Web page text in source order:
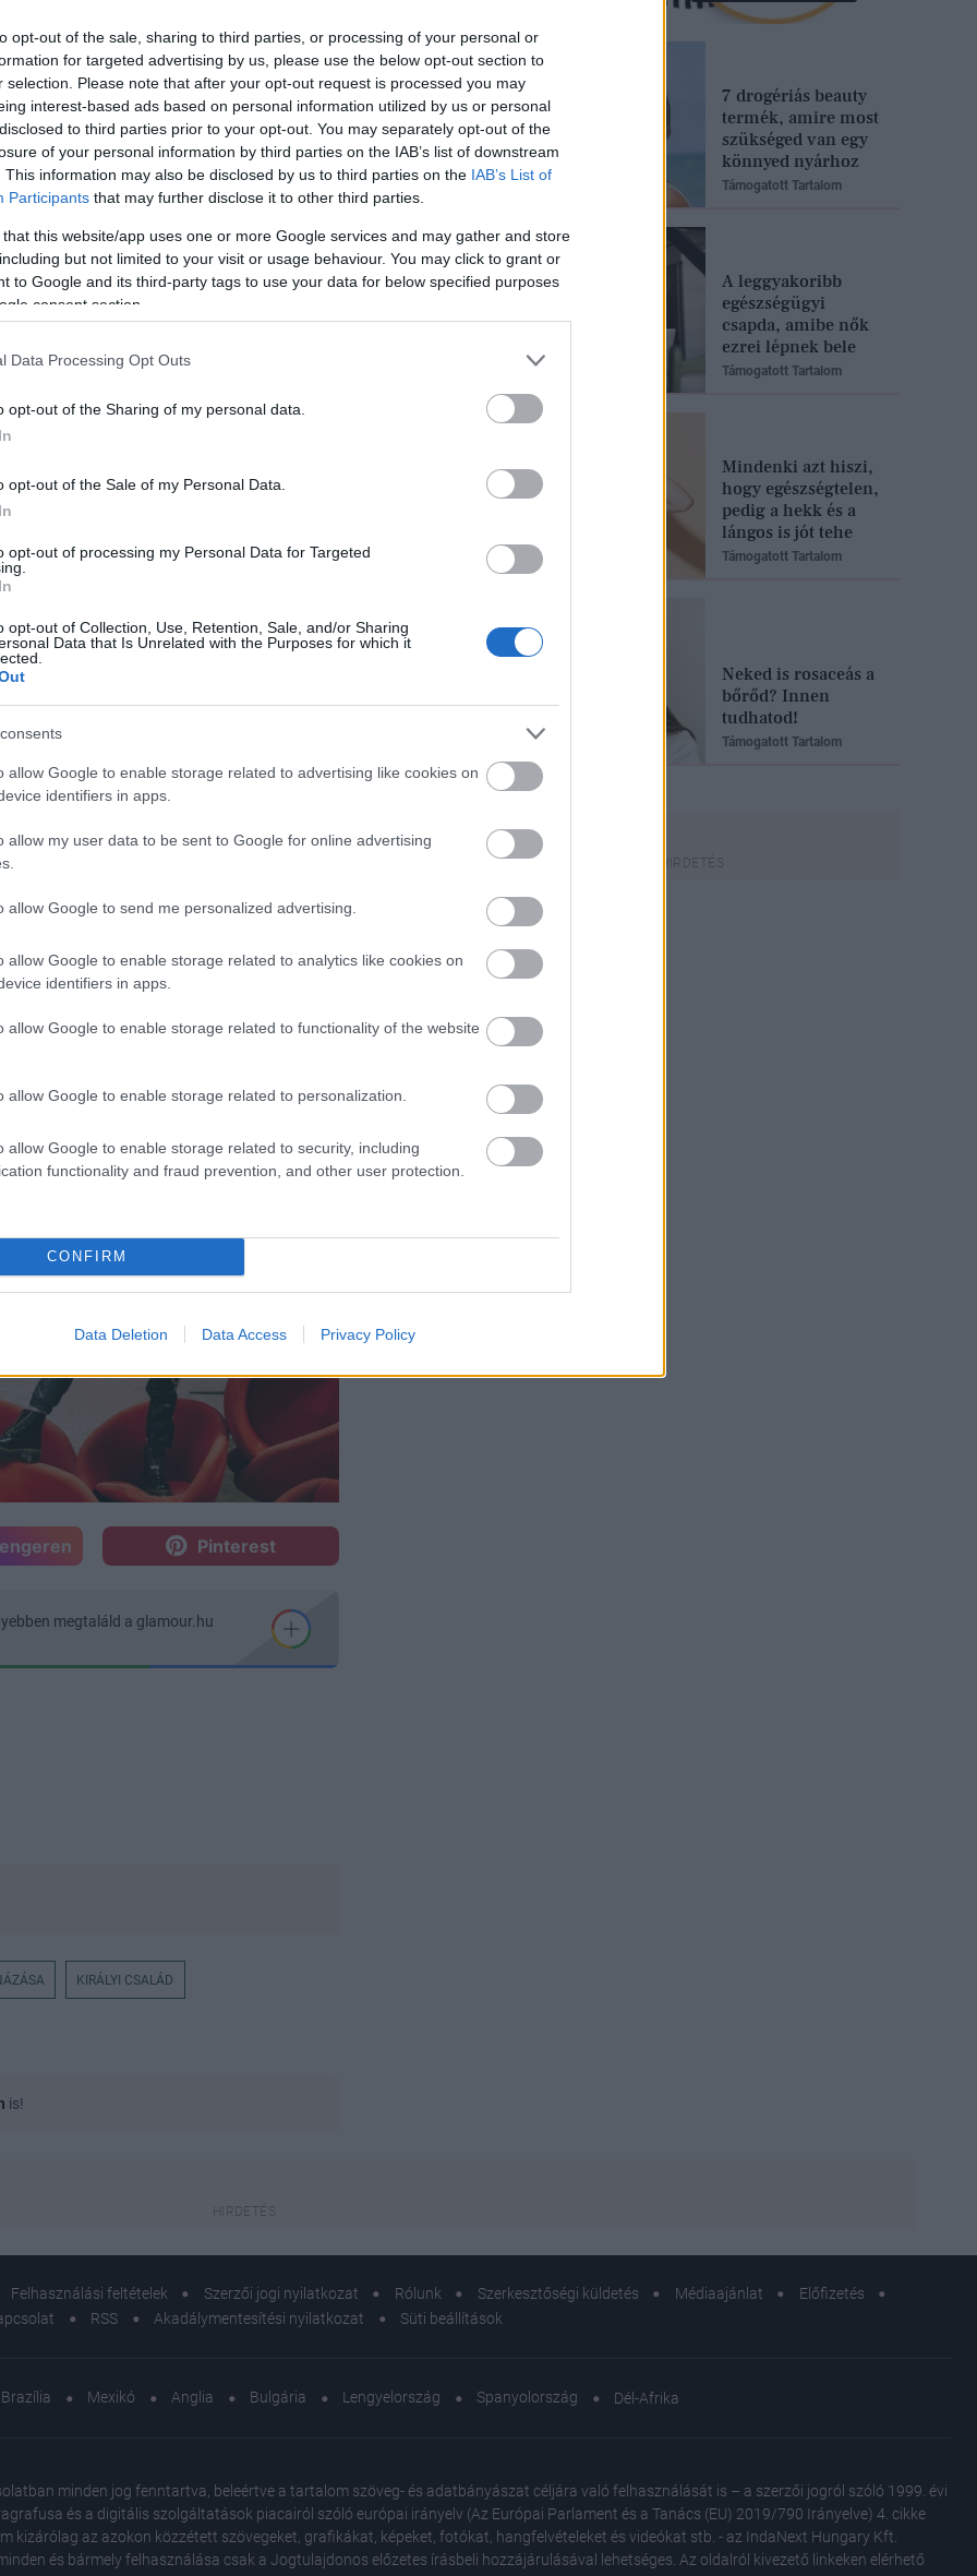
opt-out of the sale, sharing to third parties, or processing of your personal or
for targeted advertising by us, please use the below opt-out section to
selection. Please note that after your opt-out request is processed you may
interest-based ads based on personal information utilized by us or personal
to third parties prior to your opt-out. You may separately opt-out of the
of your personal information by third parties on the IAB’s list of downstream
This information may also be disclosed by us to third parties on the IAB’s List of
Participants that may further disclose it to other third parties.
that this website/app uses one or more Google services and may gather and store
but not limited to your visit or usage behaviour. You may click to grant or
to Google and its third-party tags to use your data for below specified purposes
consent section.
Data Processing Opt Outs
opt-out of the Sharing of my personal data.
opt-out of the Sale of my Personal Data.
opt-out of processing my Personal Data for Targeted
opt-out of Collection, Use, Retention, Sale, and/or Sharing
Data that Is Unrelated with the Purposes for which it
allow Google to enable storage related to advertising like cookies on
identifiers in apps.
allow my user data to be sent to Google for online advertising
allow Google to send me personalized advertising.
allow Google to enable storage related to analytics like cookies on
identifiers in apps.
allow Google to enable storage related to functionality of the website
allow Google to enable storage related to personalization.
allow Google to enable storage related to security, including
functionality and fraud prevention, and other user protection.
CONFIRM
Data Deletion Data Access Privacy Policy
is gőzerővel folynak – és
Ez
készülődő uralkodónő
koronát szem előtt tartva kell
jelenti, hogy a korona kompatibilis
ott a Westminster Apátságban,
biztos benne, hogy a haja olyan jó
királynét májusban. A látványos,
dédnagymamájának, Máriának
alkalmából. A Koh-i-Nûr
történelmi pillanatokat idézett
eleget: tavaly októberben
gyémántnak, mert érthető módon,
felszínre.
adott alkalomra szabva illesztették
A néhai királynő előtt azzal
III, Cullinan IV, és Cullinan V
monarchia brossként viselt. A
eltávolítottak, így a fejdísz
vagyunk, mind az átalakított korona,
is bizonyos, hogy ez a két
a tökéletes hasonmása
nem lesz ott a koronázáson
még a nevüket sem tudod
Pinterest
megtaláld a glamour.hu
KIRÁLYI CSALÁD
is!
7 drogériás beauty
termék, amire most
szükséged van egy
könnyed nyárhoz
Támogatott Tartalom
A leggyakoribb
egészségügyi
csapda, amibe nők
ezrei lépnek bele
Támogatott Tartalom
Mindenki azt hiszi,
hogy egészségtelen,
pedig a hekk és a
lángos is jót tehe
Támogatott Tartalom
Neked is rosaceás a
bőrőd? Innen
tudhatod!
Támogatott Tartalom
Felhasználási feltételek Szerzői jogi nyilatkozat Rólunk Szerkesztőségi küldetés Médiaajánlat
Előfizetés
RSS Akadálymentesítési nyilatkozat Süti beállítások
Brazília Mexikó Anglia Bulgária Lengyelország Spanyolország Dél-Afrika
minden jog fenntartva, beleértve a tartalom szöveg- és adatbányászat céljára való felhasználását is – a szerzői jogról szóló 1999. évi
és a digitális szolgáltatások piacairól szóló európai irányelv (Az Európai Parlament és a Tanács (EU) 2019/790 Irányelve) 4. cikke
kizárólag az azokon közzétett szövegeket, grafikákat, képeket, fotókat, hangfelvételeket és videókat stb. - az IndaNext Hungary Kft.
és bármely felhasználása csak a Jogtulajdonos előzetes írásbeli hozzájárulásával lehetséges. Az oldalról kivezető linkeken elérhető